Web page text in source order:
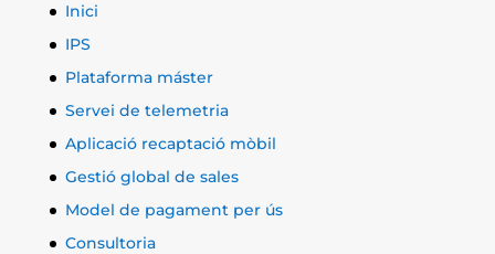
Inici
IPS
Plataforma máster
Servei de telemetria
Aplicació recaptació mòbil
Gestió global de sales
Model de pagament per ús
Consultoria